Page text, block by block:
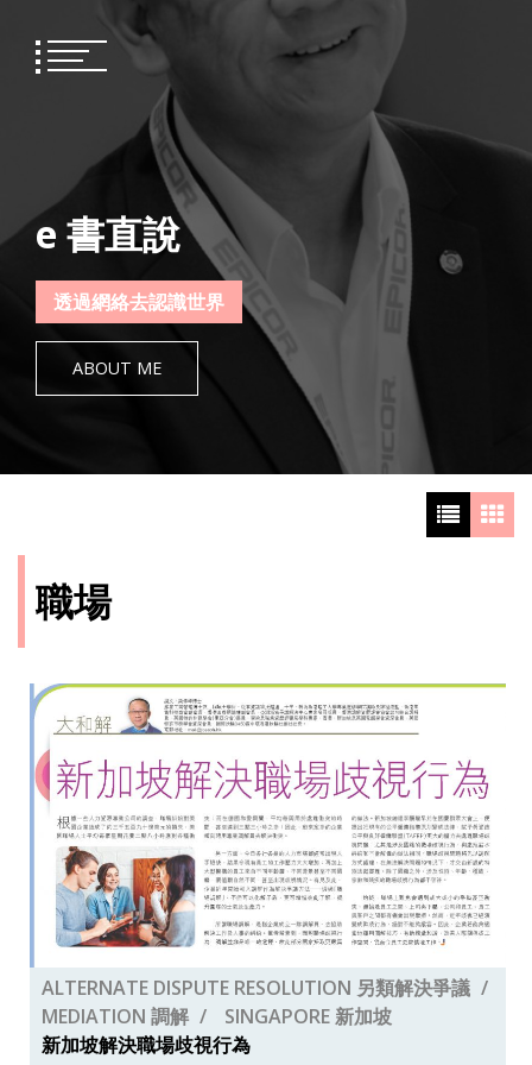
content
e 書直說
透過網絡去認識世界
ABOUT ME
職場
ALTERNATE DISPUTE RESOLUTION 另類解決爭議
MEDIATION 調解
SINGAPORE 新加坡
新加坡解決職場歧視行為